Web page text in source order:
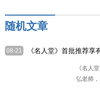
随机文章
08-21
《名人堂》首批推荐享
《名人
弘老师